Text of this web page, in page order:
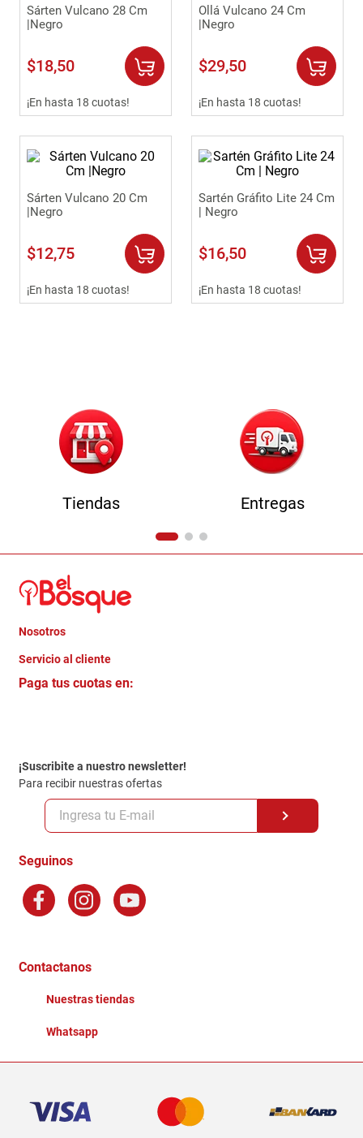
Sárten Vulcano 28 Cm
|Negro
$18,50
¡En hasta 18 cuotas!
Ollá Vulcano 24 Cm
|Negro
$29,50
¡En hasta 18 cuotas!
Sárten Vulcano 20 Cm
|Negro
$12,75
¡En hasta 18 cuotas!
Sartén Gráfito Lite 24 Cm
| Negro
$16,50
¡En hasta 18 cuotas!
Tiendas Entregas
Nosotros
Quienes somos
Trabaja con Nosotros
Servicio al cliente
Crédito Directo
Politica de Privacidad
Políticas y condiciones GiftCard
Formas de Pago
Terminos y Condiciones
Factura Electronica
Ganadores - Promociones
Paga tus cuotas en:
¡Suscribite a nuestro newsletter!
Para recibir nuestras ofertas
Seguinos
Contactanos
Nuestras tiendas
Whatsapp